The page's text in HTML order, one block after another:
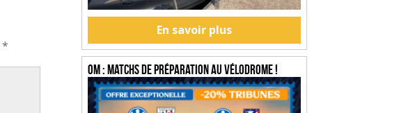
*
En savoir plus
OM : Matchs de préparation au Vélodrome !